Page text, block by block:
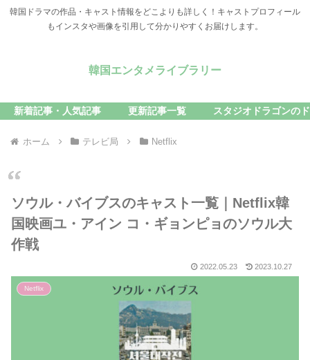
韓国ドラマの作品・キャスト情報をどこよりも詳しく！キャストプロフィール
もインスタや画像を引用して分かりやすくお届けします。
韓国エンタメライブラリー
新着記事・人気記事 更新記事一覧 スタジオドラゴンの
ホーム テレビ局 Netflix
ソウル・バイブスのキャスト一覧｜Netflix韓
国映画ユ・アイン コ・ギョンピョのソウル大
作戦
2022.05.23 2023.10.27
Netflix